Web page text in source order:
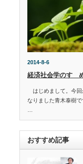
2014-8-6
経済社会学のすゝ
はじめまして。今回
なりました青木泰樹
おすすめ記事